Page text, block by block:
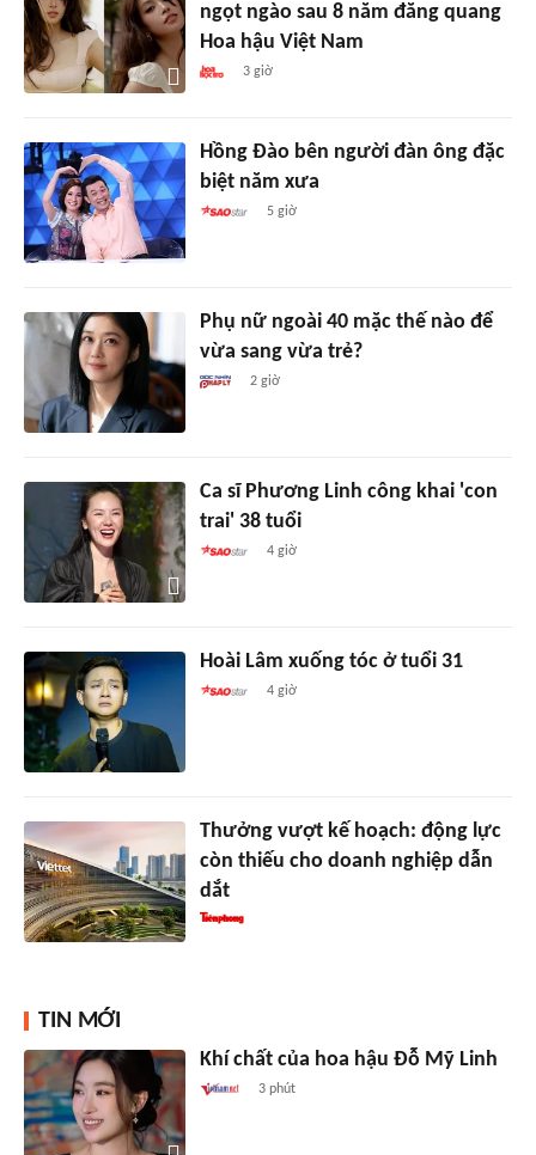
ngọt ngào sau 8 năm đăng quang
Hoa hậu Việt Nam
3 giờ
Hồng Đào bên người đàn ông đặc
biệt năm xưa
5 giờ
Phụ nữ ngoài 40 mặc thế nào để
vừa sang vừa trẻ?
2 giờ
Ca sĩ Phương Linh công khai 'con
trai' 38 tuổi
4 giờ
Hoài Lâm xuống tóc ở tuổi 31
4 giờ
Thưởng vượt kế hoạch: động lực
còn thiếu cho doanh nghiệp dẫn
dắt
TIN MỚI
Khí chất của hoa hậu Đỗ Mỹ Linh
3 phút